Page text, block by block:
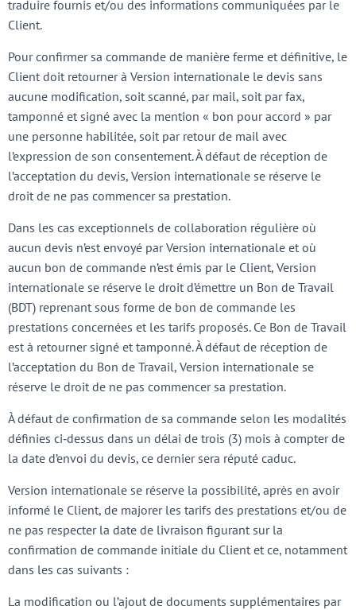
traduire fournis et/ou des informations communiquées par le
Client.
Pour confirmer sa commande de manière ferme et définitive, le
Client doit retourner à Version internationale le devis sans
aucune modification, soit scanné, par mail, soit par fax,
tamponné et signé avec la mention « bon pour accord » par
une personne habilitée, soit par retour de mail avec
l’expression de son consentement. À défaut de réception de
l’acceptation du devis, Version internationale se réserve le
droit de ne pas commencer sa prestation.
Dans les cas exceptionnels de collaboration régulière où
aucun devis n’est envoyé par Version internationale et où
aucun bon de commande n’est émis par le Client, Version
internationale se réserve le droit d’émettre un Bon de Travail
(BDT) reprenant sous forme de bon de commande les
prestations concernées et les tarifs proposés. Ce Bon de Travail
est à retourner signé et tamponné. À défaut de réception de
l’acceptation du Bon de Travail, Version internationale se
réserve le droit de ne pas commencer sa prestation.
À défaut de confirmation de sa commande selon les modalités
définies ci‑dessus dans un délai de trois (3) mois à compter de
la date d’envoi du devis, ce dernier sera réputé caduc.
Version internationale se réserve la possibilité, après en avoir
informé le Client, de majorer les tarifs des prestations et/ou de
ne pas respecter la date de livraison figurant sur la
confirmation de commande initiale du Client et ce, notamment
dans les cas suivants :
La modification ou l’ajout de documents supplémentaires par